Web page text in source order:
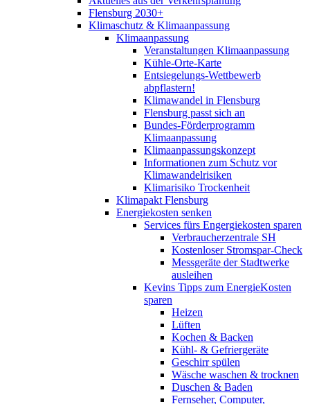
Flensburg 2030+
Klimaschutz & Klimaanpassung
Klimaanpassung
Veranstaltungen Klimaanpassung
Kühle-Orte-Karte
Entsiegelungs-Wettbewerb
abpflastern!
Klimawandel in Flensburg
Flensburg passt sich an
Bundes-Förderprogramm
Klimaanpassung
Klimaanpassungskonzept
Informationen zum Schutz vor
Klimawandelrisiken
Klimarisiko Trockenheit
Klimapakt Flensburg
Energiekosten senken
Services fürs Engergiekosten sparen
Verbraucherzentrale SH
Kostenloser Stromspar-Check
Messgeräte der Stadtwerke
ausleihen
Kevins Tipps zum EnergieKosten
sparen
Heizen
Lüften
Kochen & Backen
Kühl- & Gefriergeräte
Geschirr spülen
Wäsche waschen & trocknen
Duschen & Baden
Fernseher, Computer,